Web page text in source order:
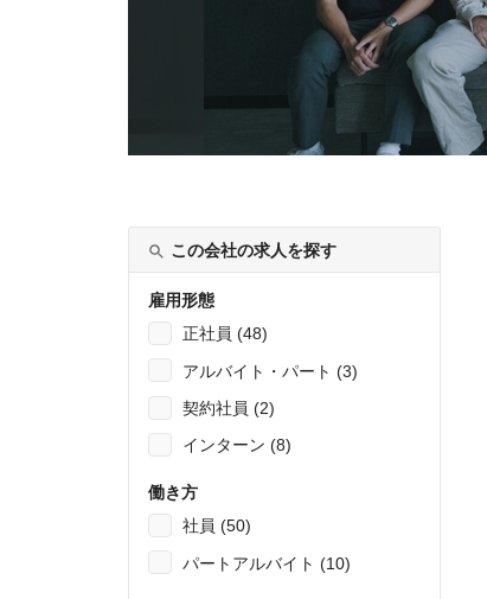
この会社の求人を探す
雇用形態
正社員 (48)
アルバイト・パート (3)
契約社員 (2)
インターン (8)
働き方
社員 (50)
パートアルバイト (10)